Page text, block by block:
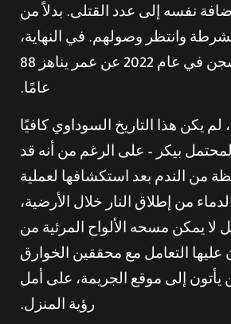
نفسه إلى عدد القتلى. بدلاً من
وانتظر وصولهم. في النهاية،
توفي في السجن في عام 2022 عن عمر يناهز 88
عامًا.
يكن هذا التاريخ السوداوي كافيًا
بيكر – على الرغم من أنه قد
من الندم بعد استكشافها لعملية
من إطلاق النار خلال الأرضية،
يمكن مسحه الألواح المرئية من
عليها التعامل مع محققين الخوارق
يأتون إلى موقع الجريمة، على أمل
رؤية المنزل.